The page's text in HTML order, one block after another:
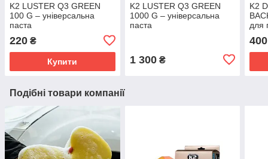
K2 LUSTER Q3 GREEN
100 G – універсальна
паста
220 ₴
Купити
K2 LUSTER Q3 GREEN
1000 G – універсальна
паста
1 300₴
K2
для
400
Подібні товари компанії